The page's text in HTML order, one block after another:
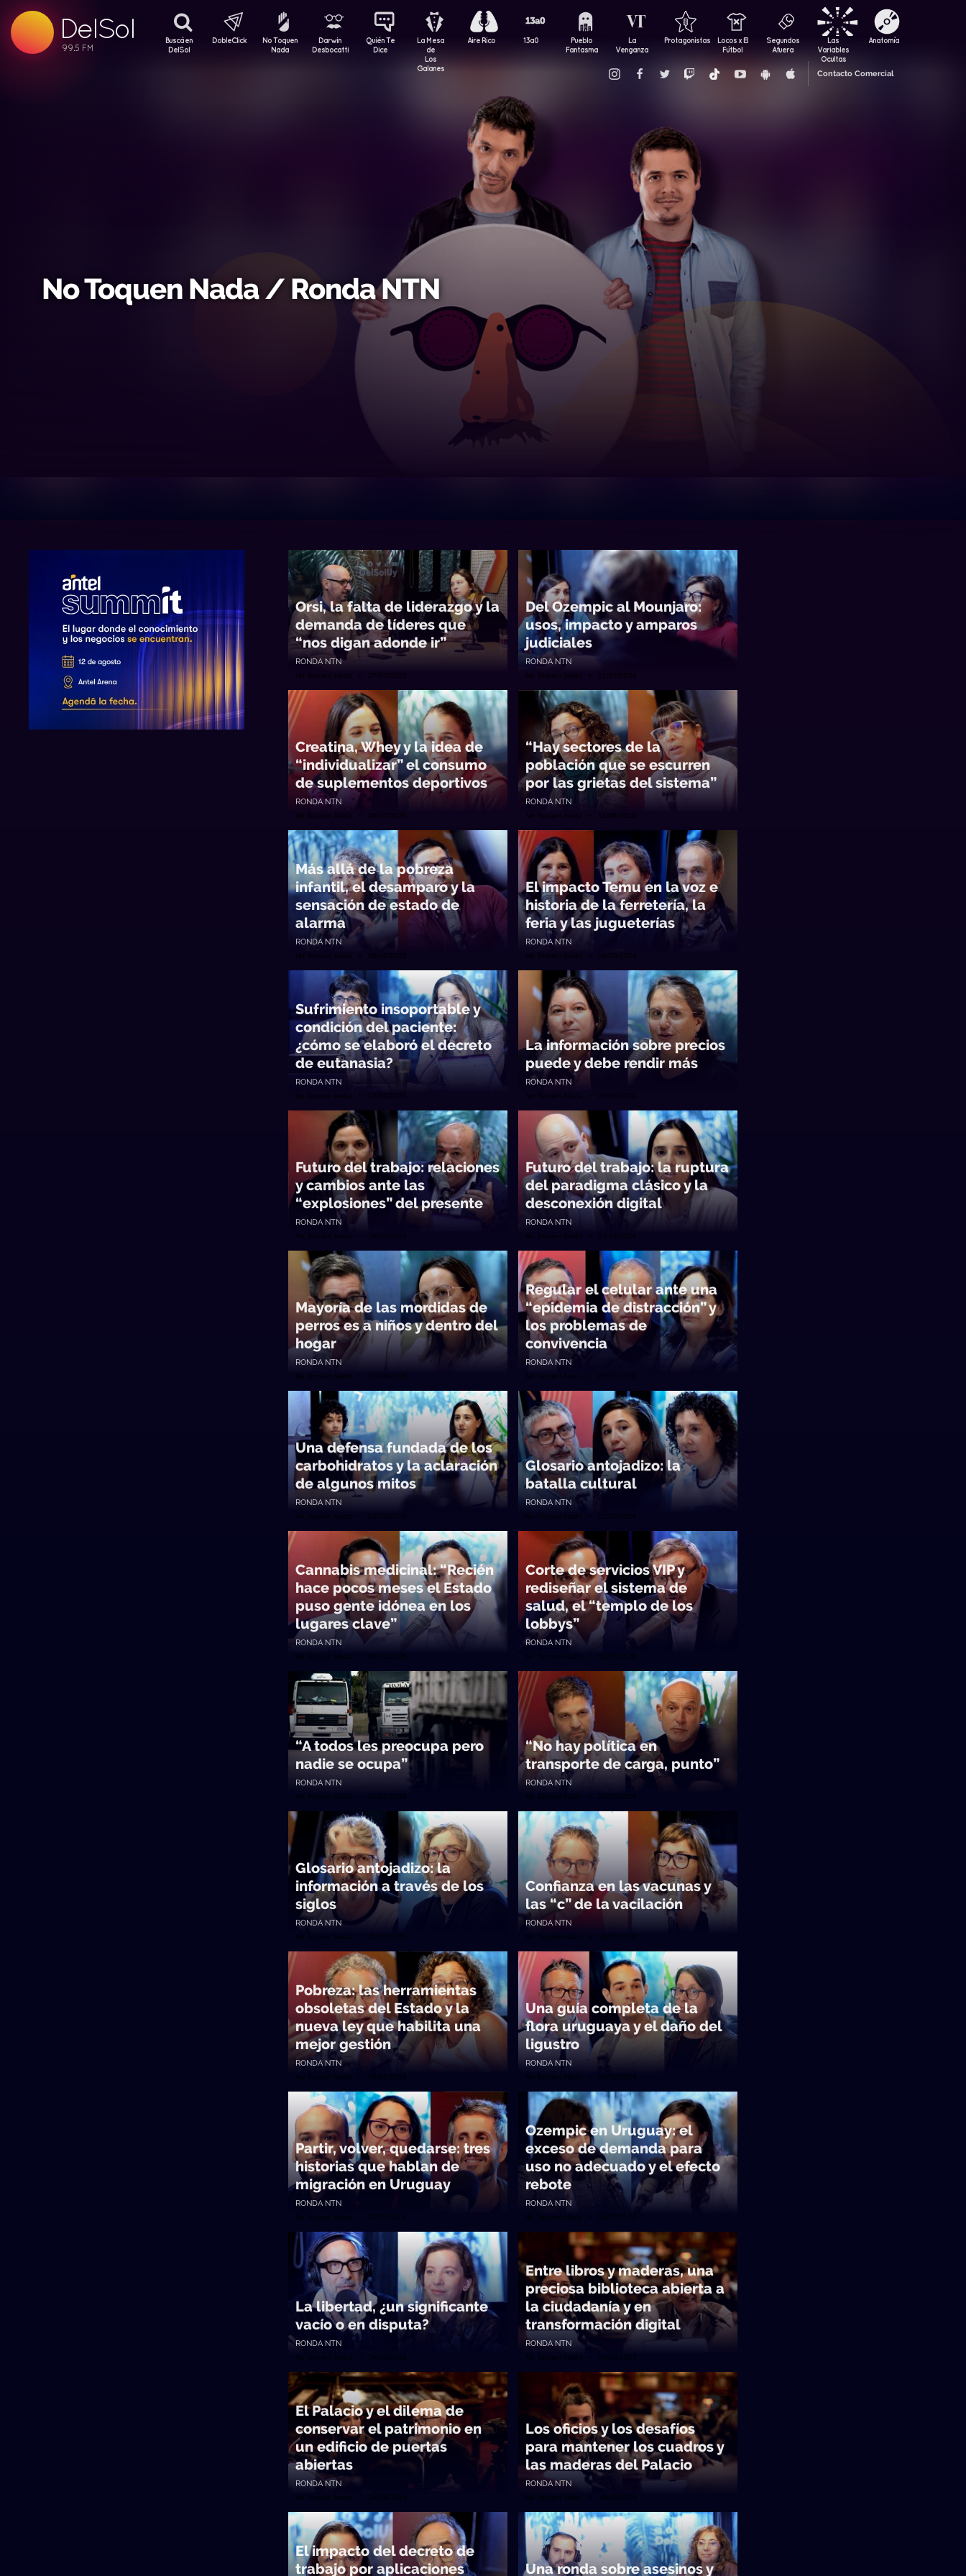
DelSol
99.5 FM
Buscá en
DelSol
DobleClick
No Toquen
Nada
Darwin
Desbocatti
Quién Te
Dice
La Mesa
de
Los
Galanes
Aire Rico 13a0
Pueblo
Fantasma
La
Venganza
Protagonistas
Locos x El
Fútbol
Segundos
Afuera
Las
Variables
Ocultas
Anatomía
Contacto Comercial
No Toquen Nada / Ronda NTN
Orsi, la falta de liderazgo y la
demanda de líderes que
“nos digan adonde ir”
RONDA NTN
No Toquen Nada • 27/07/2026
Del Ozempic al Mounjaro:
usos, impacto y amparos
judiciales
RONDA NTN
No Toquen Nada • 21/07/2026
Creatina, Whey y la idea de
“individualizar” el consumo
de suplementos deportivos
RONDA NTN
No Toquen Nada • 06/07/2026
“Hay sectores de la
población que se escurren
por las grietas del sistema”
RONDA NTN
No Toquen Nada • 11/06/2026
Más allá de la pobreza
infantil, el desamparo y la
sensación de estado de
alarma
RONDA NTN
No Toquen Nada • 08/06/2026
El impacto Temu en la voz e
historia de la ferretería, la
feria y las jugueterías
RONDA NTN
No Toquen Nada • 18/05/2026
Sufrimiento insoportable y
condición del paciente:
¿cómo se elaboró el decreto
de eutanasia?
RONDA NTN
No Toquen Nada • 13/05/2026
La información sobre precios
puede y debe rendir más
RONDA NTN
No Toquen Nada • 22/04/2026
Futuro del trabajo: relaciones
y cambios ante las
“explosiones” del presente
RONDA NTN
No Toquen Nada • 16/04/2026
Futuro del trabajo: la ruptura
del paradigma clásico y la
desconexión digital
RONDA NTN
No Toquen Nada • 13/04/2026
Mayoría de las mordidas de
perros es a niños y dentro del
hogar
RONDA NTN
No Toquen Nada • 07/04/2026
Regular el celular ante una
“epidemia de distracción” y
los problemas de
convivencia
RONDA NTN
No Toquen Nada • 25/03/2026
Una defensa fundada de los
carbohidratos y la aclaración
de algunos mitos
RONDA NTN
No Toquen Nada • 23/03/2026
Glosario antojadizo: la
batalla cultural
RONDA NTN
No Toquen Nada • 12/03/2026
Cannabis medicinal: “Recién
hace pocos meses el Estado
puso gente idónea en los
lugares clave”
RONDA NTN
No Toquen Nada • 09/03/2026
Corte de servicios VIP y
rediseñar el sistema de
salud, el “templo de los
lobbys”
RONDA NTN
No Toquen Nada • 02/03/2026
“A todos les preocupa pero
nadie se ocupa”
RONDA NTN
No Toquen Nada • 24/02/2026
“No hay política en
transporte de carga, punto”
RONDA NTN
No Toquen Nada • 23/02/2026
Glosario antojadizo: la
información a través de los
siglos
RONDA NTN
No Toquen Nada • 11/02/2026
Confianza en las vacunas y
las “c” de la vacilación
RONDA NTN
No Toquen Nada • 10/02/2026
Pobreza: las herramientas
obsoletas del Estado y la
nueva ley que habilita una
mejor gestión
RONDA NTN
No Toquen Nada • 09/02/2026
Una guía completa de la
flora uruguaya y el daño del
ligustro
RONDA NTN
No Toquen Nada • 04/02/2026
Partir, volver, quedarse: tres
historias que hablan de
migración en Uruguay
RONDA NTN
No Toquen Nada • 13/11/2025
Ozempic en Uruguay: el
exceso de demanda para
uso no adecuado y el efecto
rebote
RONDA NTN
No Toquen Nada • 03/09/2025
La libertad, ¿un significante
vacío o en disputa?
RONDA NTN
No Toquen Nada • 28/08/2025
Entre libros y maderas, una
preciosa biblioteca abierta a
la ciudadanía y en
transformación digital
RONDA NTN
No Toquen Nada • 19/08/2025
El Palacio y el dilema de
conservar el patrimonio en
un edificio de puertas
abiertas
RONDA NTN
No Toquen Nada • 19/08/2025
Los oficios y los desafíos
para mantener los cuadros y
las maderas del Palacio
RONDA NTN
No Toquen Nada • 19/08/2025
El impacto del decreto de
trabajo por aplicaciones
Una ronda sobre asesinos y